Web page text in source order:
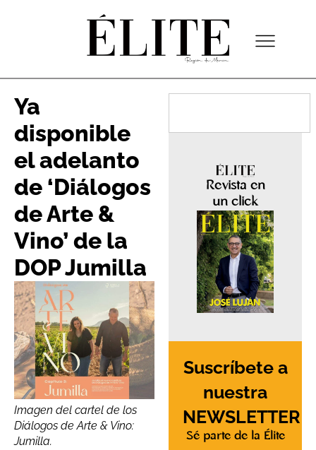
Ya
disponible
el adelanto
de ‘Diálogos
de Arte &
Vino’ de la
DOP Jumilla
Imagen del cartel de los
Diálogos de Arte & Vino:
Jumilla.
Revista en
un click
Suscríbete a
nuestra
NEWSLETTER
Sé parte de la Élite